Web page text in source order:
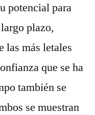
potencial para
plazo,
las más letales
que se ha
también se
se muestran